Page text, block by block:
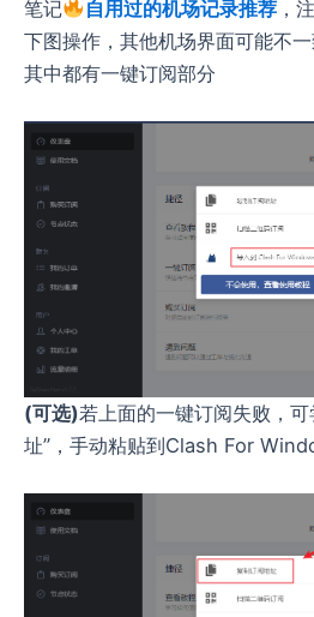
笔记
自用过的机场记录推荐，
下图操作，其他机场界面可能不
其中都有一键订阅部分
(可选)若上面的一键订阅失败，
址”，手动粘贴到Clash For